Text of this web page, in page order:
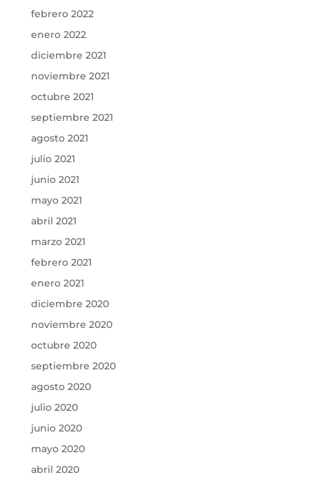
febrero 2022
enero 2022
diciembre 2021
noviembre 2021
octubre 2021
septiembre 2021
agosto 2021
julio 2021
junio 2021
mayo 2021
abril 2021
marzo 2021
febrero 2021
enero 2021
diciembre 2020
noviembre 2020
octubre 2020
septiembre 2020
agosto 2020
julio 2020
junio 2020
mayo 2020
abril 2020